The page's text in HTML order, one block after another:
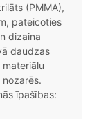
(PMMA),
pateicoties
dizaina
daudzas
īpašības: